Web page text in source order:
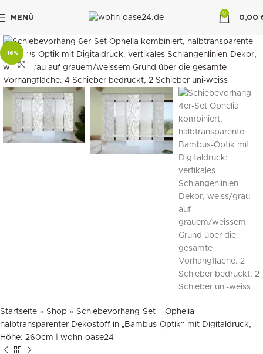
MENÜ
0
0,00
-16%
klicken um zu vergrößern
Startseite » Shop » Schiebevorhang-Set – Ophelia
halbtransparenter Dekostoff in „Bambus-Optik“ mit Digitaldruck,
Höhe: 260cm | wohn-oase24